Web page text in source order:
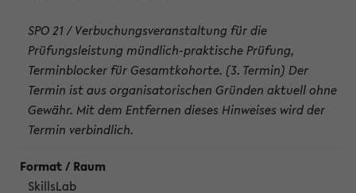
SPO 21 / Verbuchungsveranstaltung für die
Prüfungsleistung mündlich-praktische Prüfung,
Terminblocker für Gesamtkohorte. (3. Termin) Der
Termin ist aus organisatorischen Gründen aktuell ohne
Gewähr. Mit dem Entfernen dieses Hinweises wird der
Termin verbindlich.
SkillsLab